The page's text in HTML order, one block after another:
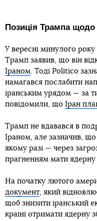
Позиція Трампа щодо
У вересні минулого року
Трамп заявив, що він
Іраном. Тоді Politico
намагався послабити
іранським урядом — за
повідомили, що Іран
Трамп не вдавався в
Іраном, але зазначив,
якому разі — через
прагненням мати
На початку лютого
документ, який
щоб знизити іранський
країні отримати ядерну